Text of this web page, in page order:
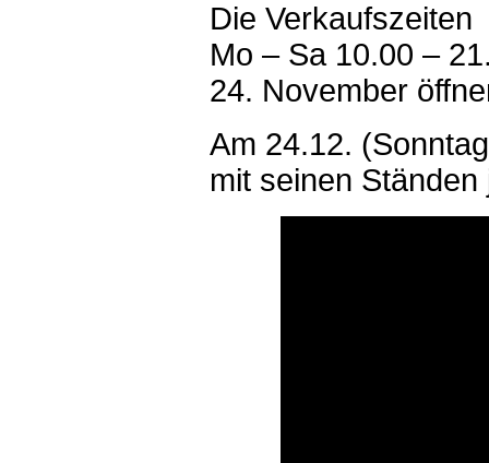
Die Verkaufszeiten
Mo – Sa 10.00 –
24. November
Am 24.12.
mit seinen